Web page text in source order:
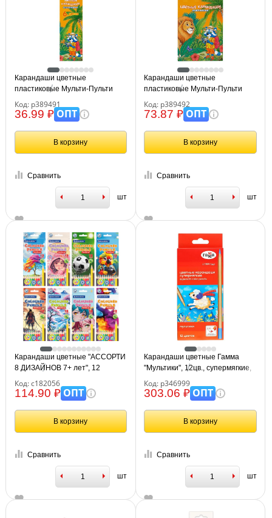
Карандаши цветные
пластиковые Мульти-Пульти
"Енот в джунглях", 06цв.,
шестигран., заточен., картон,
европодвес
Код: р389491
36.99 ₽ОПТ
В корзину
Сравнить
шт
Карандаши цветные
пластиковые Мульти-Пульти
"Енот в джунглях", 12цв.,
шестигран., заточен., картон,
европодвес
Код: р389492
73.87 ₽ОПТ
В корзину
Сравнить
шт
Карандаши цветные "АССОРТИ
8 ДИЗАЙНОВ 7+ лет", 12
цветов, трехгранные,
BRAUBERG, 182056
Код: с182056
114.90 ₽ОПТ
В корзину
Сравнить
шт
Карандаши цветные Гамма
"Мультики", 12цв., супермягкие,
увелич. диаметр грифеля 4,0мм,
заточен., картон. упак.,
Код: р346999
303.06 ₽ОПТ
В корзину
Сравнить
шт